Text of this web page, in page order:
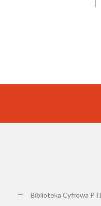
Biblioteka Cyfrowa PTL